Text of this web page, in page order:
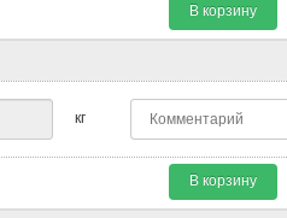
В корзину
кг
В корзину